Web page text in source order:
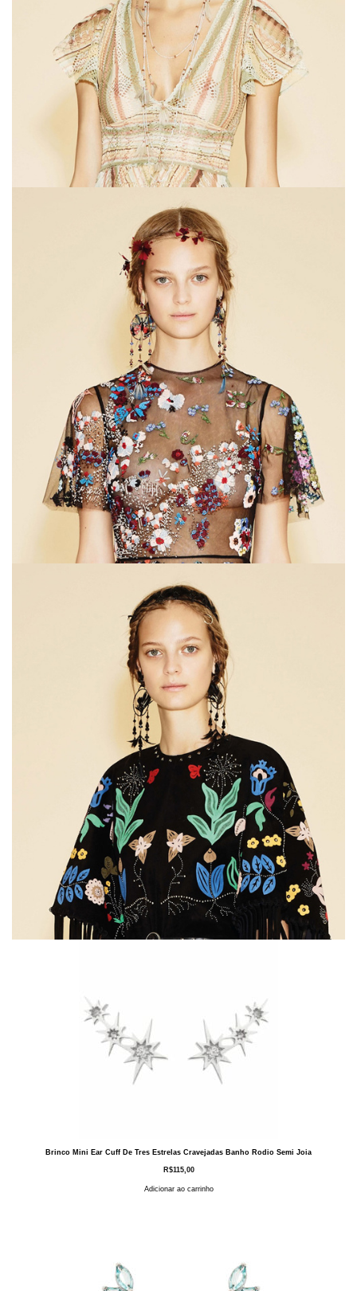
Brinco Mini Ear Cuff De Tres Estrelas Cravejadas Banho Rodio Semi Joia
R$115,00
Adicionar ao carrinho